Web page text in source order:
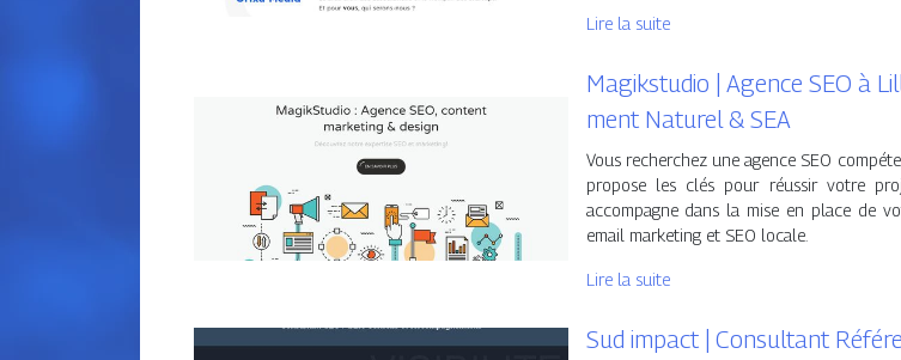
Lire la suite
Magikstudio | Agence SEO à
ment Naturel & SEA
Vous recherchez une agence SEO
propose les clés pour réussir votre
accompagne dans la mise en place de
email marketing et SEO locale.
Lire la suite
Sud impact | Consultant